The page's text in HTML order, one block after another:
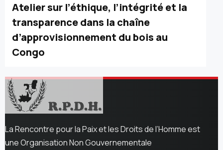
Atelier sur l’éthique, l’intégrité et la
transparence dans la chaîne
d’approvisionnement du bois au
Congo
La Rencontre pour la Paix et les Droits de l’Homme est
une Organisation Non Gouvernementale